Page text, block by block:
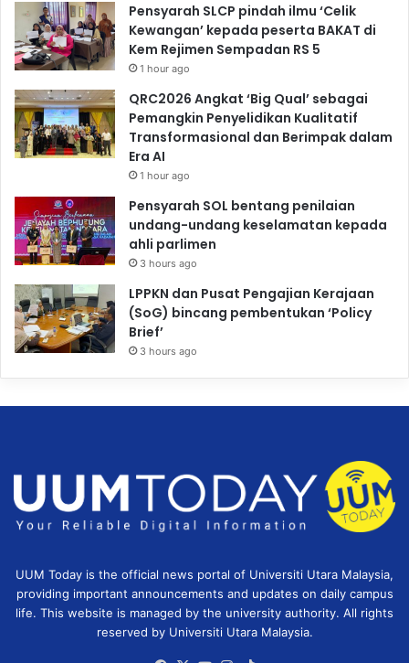
Pensyarah SLCP pindah ilmu ‘Celik
Kewangan’ kepada peserta BAKAT di
Kem Rejimen Sempadan RS 5
1 hour ago
QRC2026 Angkat ‘Big Qual’ sebagai
Pemangkin Penyelidikan Kualitatif
Transformasional dan Berimpak dalam
Era AI
1 hour ago
Pensyarah SOL bentang penilaian
undang-undang keselamatan kepada
ahli parlimen
3 hours ago
LPPKN dan Pusat Pengajian Kerajaan
(SoG) bincang pembentukan ‘Policy
Brief’
3 hours ago
UUM Today is the official news portal of Universiti Utara Malaysia,
providing important announcements and updates on daily campus
life. This website is managed by the university authority. All rights
reserved by Universiti Utara Malaysia.